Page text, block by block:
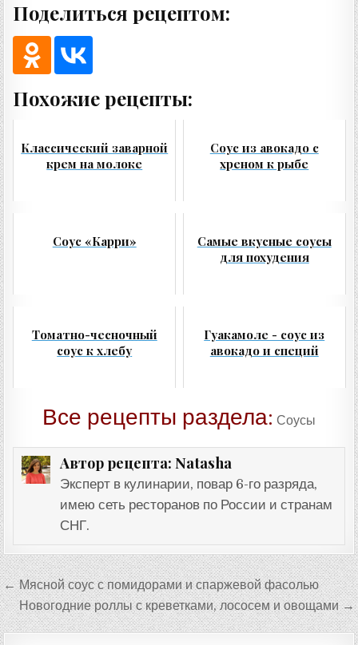
Поделиться рецептом:
Похожие рецепты:
Классический заварной
крем на молоке
Соус из авокадо с
хреном к рыбе
Соус «Карри»
Самые вкусные соусы
для похудения
Томатно-чесночный
соус к хлебу
Гуакамоле - соус из
авокадо и специй
Все рецепты раздела: Соусы
Автор рецепта: Natasha
Эксперт в кулинарии, повар 6-го разряда,
имею сеть ресторанов по России и странам
СНГ.
Навигация
по
записям
← Мясной соус с помидорами и спаржевой фасолью
Новогодние роллы с креветками, лососем и овощами →